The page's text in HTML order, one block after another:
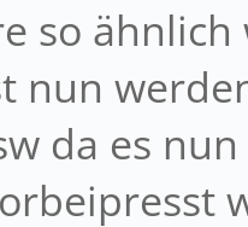
so
nun
da es